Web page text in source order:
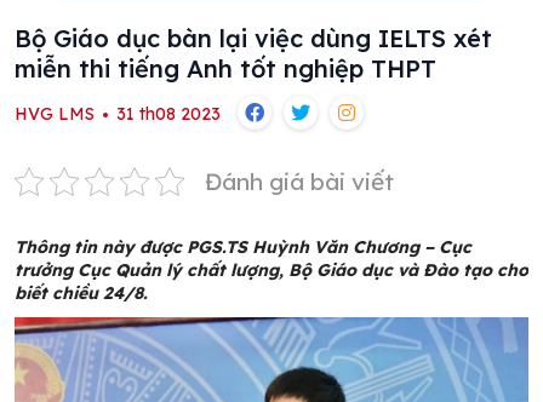
Bộ Giáo dục bàn lại việc dùng IELTS xét
miễn thi tiếng Anh tốt nghiệp THPT
HVG LMS 31 th08 2023
Đánh giá bài viết
Thông tin này được PGS.TS Huỳnh Văn Chương – Cục
trưởng Cục Quản lý chất lượng, Bộ Giáo dục và Đào tạo cho
biết chiều 24/8.